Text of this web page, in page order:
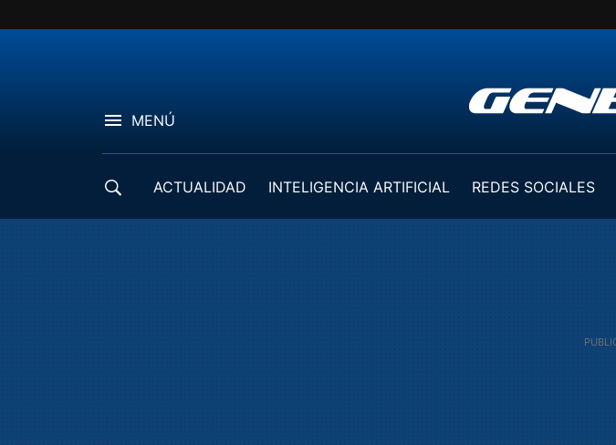
MENÚ
ACTUALIDAD INTELIGENCIA ARTIFICIAL REDES SOCIALES